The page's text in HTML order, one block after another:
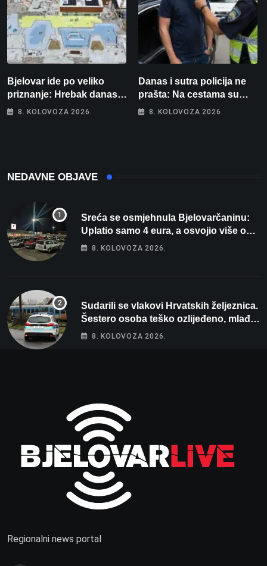
Bjelovar ide po veliko
priznanje: Hrebak danas u
Parizu predstavlja
8. KOLOVOZA 2026.
Danas i sutra policija ne
prašta: Na cestama su
posebno na meti ovi
8. KOLOVOZA 2026.
NEDAVNE OBJAVE
Sreća se osmjehnula Bjelovarčaninu:
Uplatio samo 4 eura, a osvojio više od
80 tisuća eura
8. KOLOVOZA 2026.
Sudarili se vlakovi Hrvatskih željeznica.
Šestero osoba teško ozlijeđeno, mlađa
žena na intenzivnoj
8. KOLOVOZA 2026.
Regionalni news portal